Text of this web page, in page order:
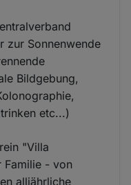
zur Sonnenwende
Bildgebung,
etc...)
"Villa
Familie - von
alljährliche